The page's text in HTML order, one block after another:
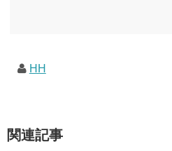
HH
関連記事